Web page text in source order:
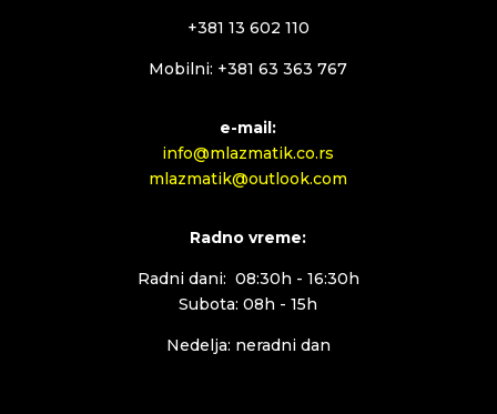
+381 13 602 110
Mobilni: +381 63 363 767
e-mail:
info@mlazmatik.co.rs
mlazmatik@outlook.com
Radno vreme:
Radni dani: 08:30h - 16:30h
Subota: 08h - 15h
Nedelja: neradni dan